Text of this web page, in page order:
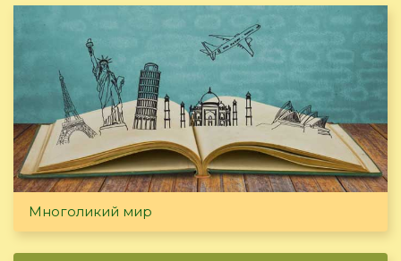
Многоликий мир